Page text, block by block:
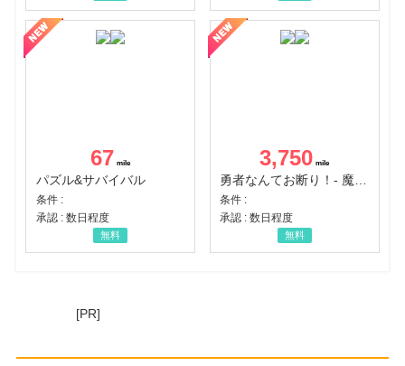
67
パズル&サバイバル
条件 :
承認 : 数日程度
無料
3,750
条件 :
承認 : 数日程度
無料
[PR]